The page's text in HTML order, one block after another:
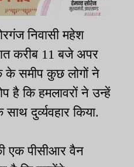
निवासी महेश
करीब 11 बजे अपर
के समीप कुछ लोगों ने
है कि हमलावरों ने उन्हें
दुर्व्यवहार किया.
एक पीसीआर वैन